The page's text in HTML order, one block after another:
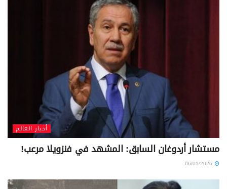
أخبار العالم
مستشار أردوغان السابق: المشهد في فنزويلا مرعب!